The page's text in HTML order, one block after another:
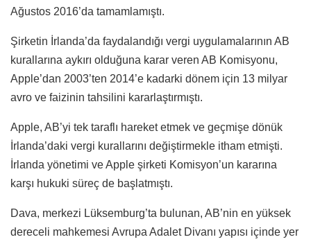
Ağustos 2016’da tamamlamıştı.
Şirketin İrlanda’da faydalandığı vergi uygulamalarının AB
kurallarına aykırı olduğuna karar veren AB Komisyonu,
Apple’dan 2003’ten 2014’e kadarki dönem için 13 milyar
avro ve faizinin tahsilini kararlaştırmıştı.
Apple, AB’yi tek taraflı hareket etmek ve geçmişe dönük
İrlanda’daki vergi kurallarını değiştirmekle itham etmişti.
İrlanda yönetimi ve Apple şirketi Komisyon’un kararına
karşı hukuki süreç de başlatmıştı.
Dava, merkezi Lüksemburg’ta bulunan, AB’nin en yüksek
dereceli mahkemesi Avrupa Adalet Divanı yapısı içinde yer